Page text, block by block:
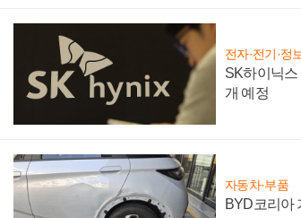
전자·전기·정
SK하이닉스
개 예정
자동차·부품
BYD코리아